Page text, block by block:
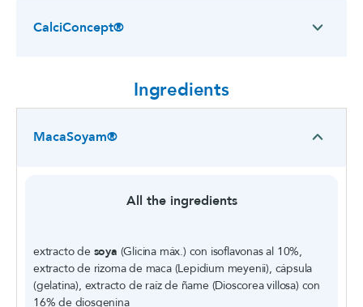
CalciConcept®
Ingredients
MacaSoyam®
All the ingredients
extracto de soya (Glicina máx.) con isoflavonas al 10%,
extracto de rizoma de maca (Lepidium meyenii), cápsula
(gelatina), extracto de raíz de ñame (Dioscorea villosa) con
16% de diosgenina